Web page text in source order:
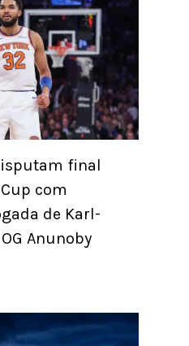
final
com
de Karl-
Anunoby